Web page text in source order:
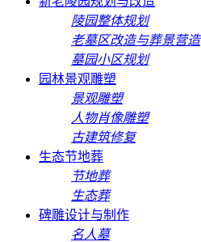
陵园整体规划
老墓区改造与葬景营造
墓园小区规划
园林景观雕塑
景观雕塑
人物肖像雕塑
古建筑修复
生态节地葬
节地葬
生态葬
碑雕设计与制作
名人墓